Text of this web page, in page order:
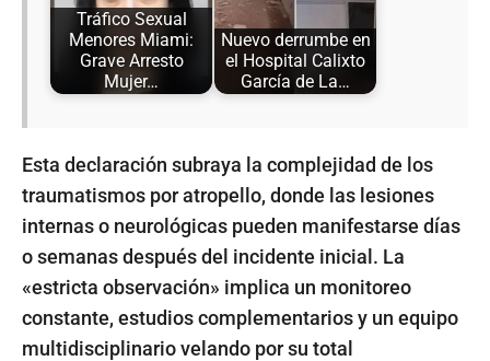
Tráfico Sexual
Menores Miami:
Grave Arresto
Mujer…
Nuevo derrumbe en
el Hospital Calixto
García de La…
Esta declaración subraya la complejidad de los
traumatismos por atropello, donde las lesiones
internas o neurológicas pueden manifestarse días
o semanas después del incidente inicial. La
«estricta observación» implica un monitoreo
constante, estudios complementarios y un equipo
multidisciplinario velando por su total